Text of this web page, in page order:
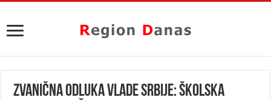
ZVANIČNA ODLUKA VLADE SRBIJE: Školska